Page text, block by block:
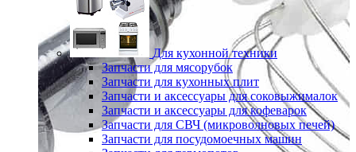
Для кухонной техники
Запчасти для мясорубок
Запчасти для кухонных плит
Запчасти и аксессуары для соковыжималок
Запчасти и аксессуары для кофеварок
Запчасти для СВЧ (микроволновых печей)
Запчасти для посудомоечных машин